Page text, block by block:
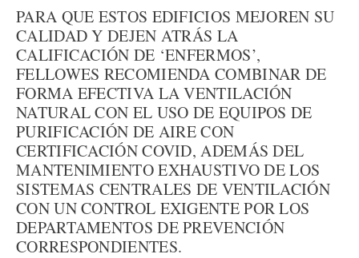
PARA QUE ESTOS EDIFICIOS MEJOREN SU
CALIDAD Y DEJEN ATRÁS LA
CALIFICACIÓN DE ‘ENFERMOS’,
FELLOWES RECOMIENDA COMBINAR DE
FORMA EFECTIVA LA VENTILACIÓN
NATURAL CON EL USO DE EQUIPOS DE
PURIFICACIÓN DE AIRE CON
CERTIFICACIÓN COVID, ADEMÁS DEL
MANTENIMIENTO EXHAUSTIVO DE LOS
SISTEMAS CENTRALES DE VENTILACIÓN
CON UN CONTROL EXIGENTE POR LOS
DEPARTAMENTOS DE PREVENCIÓN
CORRESPONDIENTES.